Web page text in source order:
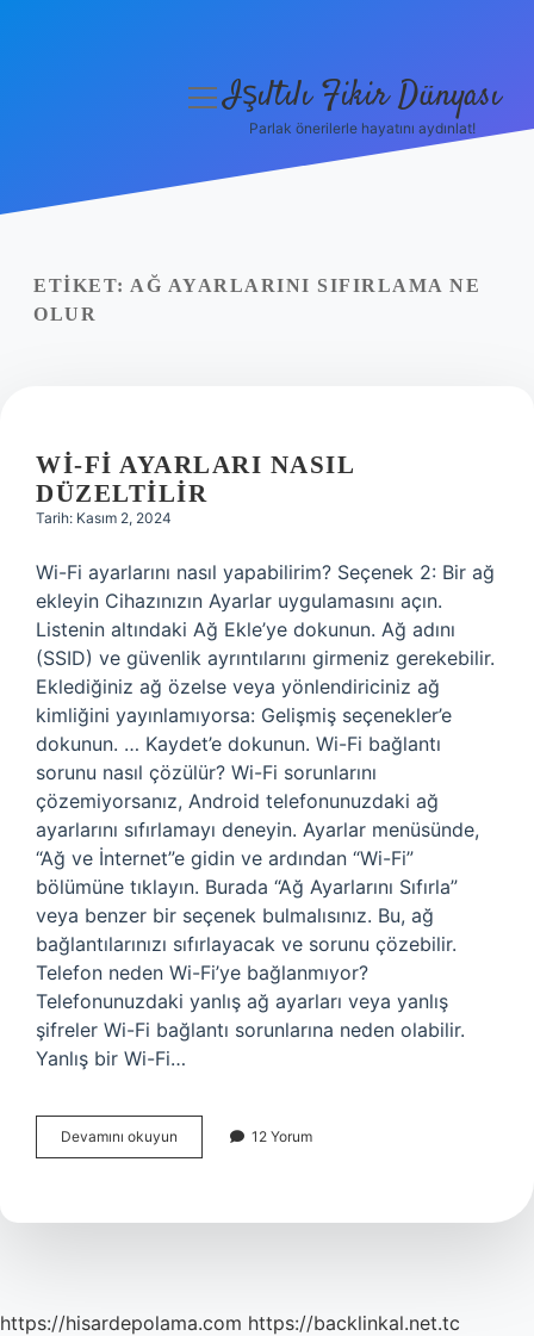
Yasal Uyarı
menüyüIşıltılı Fikir Dünyası
Parlak önerilerle hayatını aydınlat!
ETIKET: AĞ AYARLARINI SIFIRLAMA NE
OLUR
WI-FI AYARLARI NASIL
DÜZELTILIR
Tarih: Kasım 2, 2024
Wi-Fi ayarlarını nasıl yapabilirim? Seçenek 2: Bir ağ
ekleyin Cihazınızın Ayarlar uygulamasını açın.
Listenin altındaki Ağ Ekle’ye dokunun. Ağ adını
(SSID) ve güvenlik ayrıntılarını girmeniz gerekebilir.
Eklediğiniz ağ özelse veya yönlendiriciniz ağ
kimliğini yayınlamıyorsa: Gelişmiş seçenekler’e
dokunun. … Kaydet’e dokunun. Wi-Fi bağlantı
sorunu nasıl çözülür? Wi-Fi sorunlarını
çözemiyorsanız, Android telefonunuzdaki ağ
ayarlarını sıfırlamayı deneyin. Ayarlar menüsünde,
“Ağ ve İnternet”e gidin ve ardından “Wi-Fi”
bölümüne tıklayın. Burada “Ağ Ayarlarını Sıfırla”
veya benzer bir seçenek bulmalısınız. Bu, ağ
bağlantılarınızı sıfırlayacak ve sorunu çözebilir.
Telefon neden Wi-Fi’ye bağlanmıyor?
Telefonunuzdaki yanlış ağ ayarları veya yanlış
şifreler Wi-Fi bağlantı sorunlarına neden olabilir.
Yanlış bir Wi-Fi…
Devamını okuyun
Fi
Düzeltilir
12 Yorum
https://hisardepolama.com https://backlinkal.net.tc